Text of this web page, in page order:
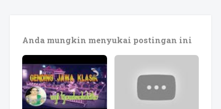
Anda mungkin menyukai postingan ini